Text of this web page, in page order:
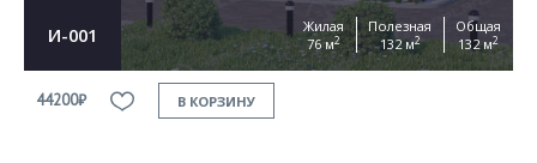
И-001
Жилая
76 м2
Полезная
132 м2
Общая
132 м2
44200₽ В КОРЗИНУ